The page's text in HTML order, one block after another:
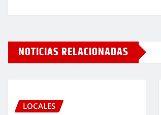
NOTICIAS RELACIONADAS
LOCALES